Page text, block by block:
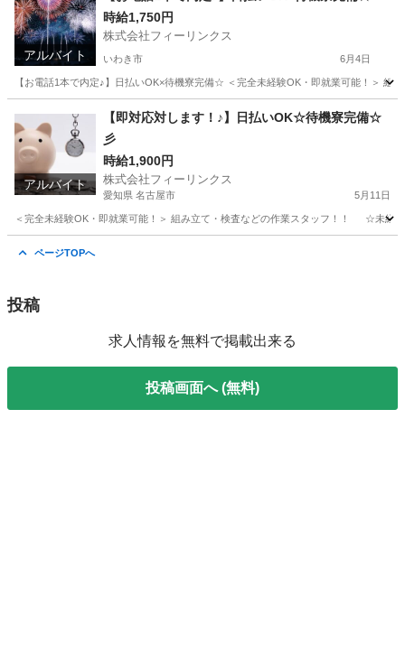
アルバイト
時給1,750円
株式会社フィーリンクス
いわき市 6月4日
【お電話1本で内定♪】日払いOK×待機寮完備☆ ＜完全未経験OK・即就業可能！＞
工場 時給
アルバイト
【即対応対します！♪】日払いOK☆待機寮完備☆
彡
時給1,900円
株式会社フィーリンクス
愛知県 名古屋市 5月11日
＜完全未経験OK・即就業可能！＞ 組み立て・検査などの作業スタッフ！！ ☆未経
ページTOPへ
投稿
求人情報を無料で掲載出来る
投稿画面へ (無料)